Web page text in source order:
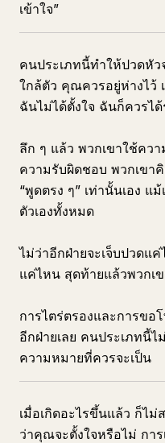
เข้าใจ”
คนประเภทนี้ทำให้ปวดหั
ใกล้ตัว คุณควรอยู่ห่างไว้
ฉันไม่ได้ตั้งใจ ฉันก็ควรไ
ลึก ๆ แล้ว พวกเขาใช้คว
ความรับผิดชอบ พวกเขา
“พูดตรง ๆ” เท่านั้นเอง
ตัวเองทั้งหมด
ไม่ว่าอีกฝ่ายจะเจ็บปวดแ
แค่ไหน สุดท้ายแล้วพวกเข
การไตร่ตรองและการขอ
อีกฝ่ายเลย คนประเภทนี้ไ
ความหมายที่ควรจะเป็น
เมื่อเกิดอะไรขึ้นแล้ว ก็ไ
ว่าคุณจะตั้งใจหรือไม่ กา